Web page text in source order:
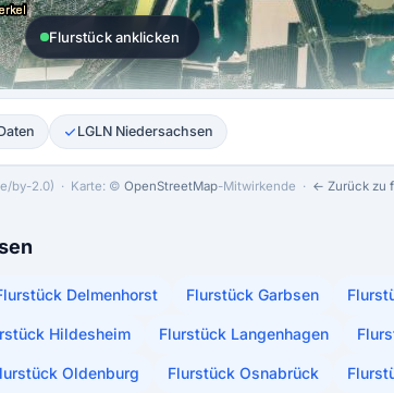
Flurstück anklicken
LGLN Niedersachsen
by-2.0) · Karte: © OpenStreetMap-Mitwirkende · ← Zurück zu
Delmenhorst Flurstück Garbsen
Hildesheim Flurstück Langenhagen
Oldenburg Flurstück Osnabrück